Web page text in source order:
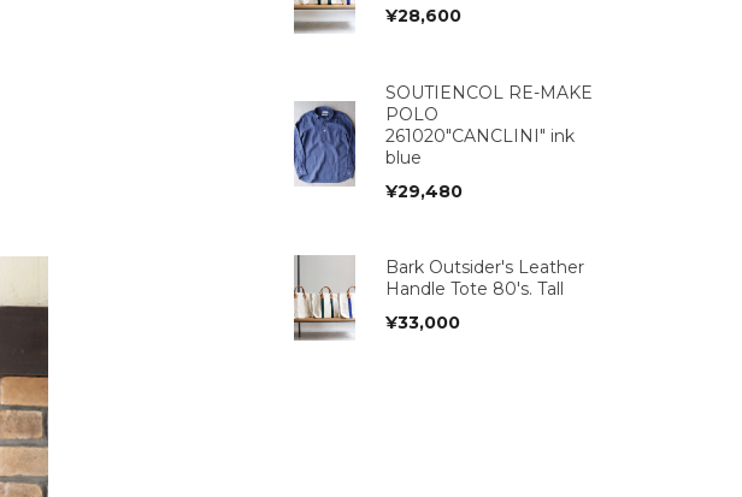
¥28,600
SOUTIENCOL RE-MAKE
POLO
261020"CANCLINI" ink
blue
¥29,480
Bark Outsider's Leather
Handle Tote 80's. Tall
¥33,000